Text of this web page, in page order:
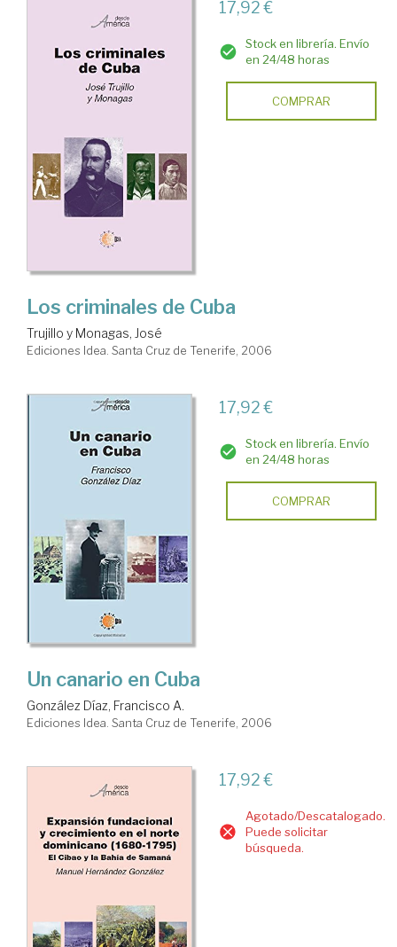
17,92 €
Stock en librería. Envío
en 24/48 horas
COMPRAR
Los criminales de Cuba
Trujillo y Monagas, José
Ediciones Idea. Santa Cruz de Tenerife, 2006
17,92 €
Stock en librería. Envío
en 24/48 horas
COMPRAR
Un canario en Cuba
González Díaz, Francisco A.
Ediciones Idea. Santa Cruz de Tenerife, 2006
17,92 €
Agotado/Descatalogado.
Puede solicitar
búsqueda.